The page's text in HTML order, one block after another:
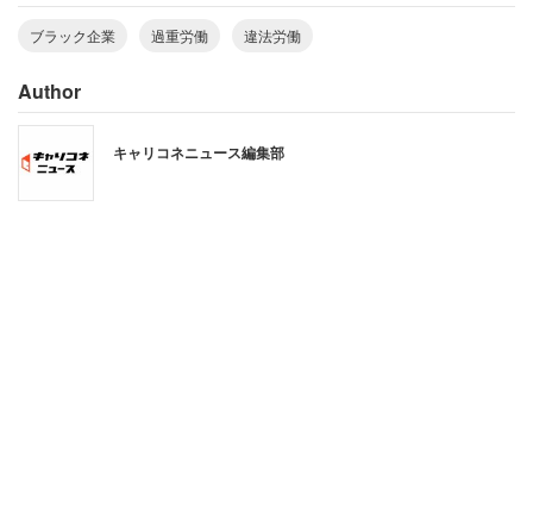
ブラック企業とは、違法労働・過重労働・パワハラで大量
ブラック企業 過重労働 違法労働
Author
キャリコネニュース編集部